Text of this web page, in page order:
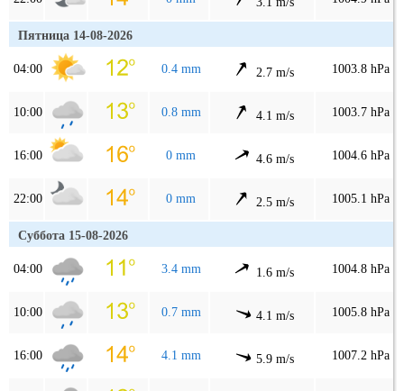
Пятница 14-08-2026
04:00 0.4 mm 2.7 m/s 1003.8 hPa
10:00 0.8 mm 4.1 m/s 1003.7 hPa
16:00 0 mm 4.6 m/s 1004.6 hPa
22:00 0 mm 2.5 m/s 1005.1 hPa
Суббота 15-08-2026
04:00 3.4 mm 1.6 m/s 1004.8 hPa
10:00 0.7 mm 4.1 m/s 1005.8 hPa
16:00 4.1 mm 5.9 m/s 1007.2 hPa